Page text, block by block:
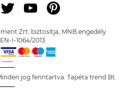
Zrt. biztosítja, MNB engedély
I-1064/2013
jog fenntartva. Tapéta trend Bt.